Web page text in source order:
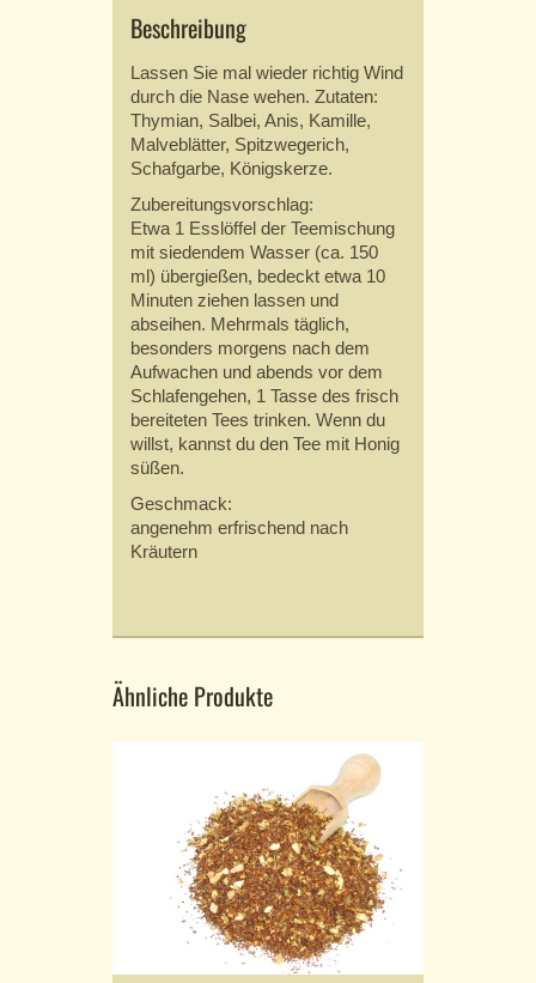
Beschreibung
Lassen Sie mal wieder richtig Wind
durch die Nase wehen. Zutaten:
Thymian, Salbei, Anis, Kamille,
Malveblätter, Spitzwegerich,
Schafgarbe, Königskerze.
Zubereitungsvorschlag:
Etwa 1 Esslöffel der Teemischung
mit siedendem Wasser (ca. 150
ml) übergießen, bedeckt etwa 10
Minuten ziehen lassen und
abseihen. Mehrmals täglich,
besonders morgens nach dem
Aufwachen und abends vor dem
Schlafengehen, 1 Tasse des frisch
bereiteten Tees trinken. Wenn du
willst, kannst du den Tee mit Honig
süßen.
Geschmack:
angenehm erfrischend nach
Kräutern
Ähnliche Produkte